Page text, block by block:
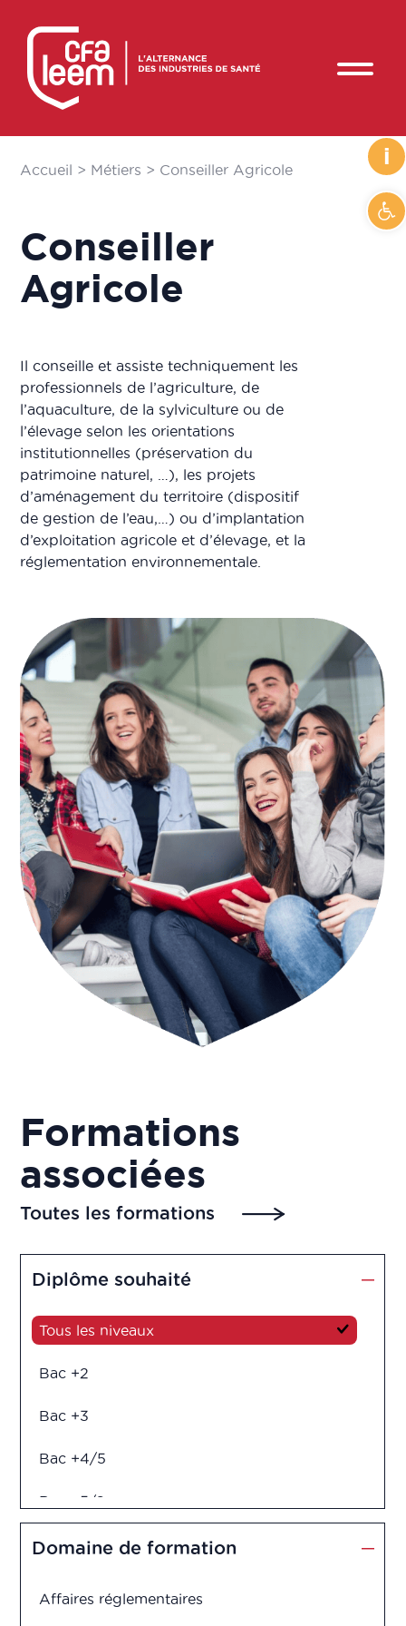
i
Accueil > Métiers > Conseiller Agricole
Conseiller
Agricole
Il conseille et assiste techniquement les
professionnels de l’agriculture, de
l’aquaculture, de la sylviculture ou de
l’élevage selon les orientations
institutionnelles (préservation du
patrimoine naturel, …), les projets
d’aménagement du territoire (dispositif
de gestion de l’eau,…) ou d’implantation
d’exploitation agricole et d’élevage, et la
réglementation environnementale.
Formations
associées
Toutes les formations
Diplôme souhaité
Tous les niveaux
Bac +2
Bac +3
Bac +4/5
Bac +5/6
Diplôme d'ingénieur
Domaine de formation
Affaires réglementaires